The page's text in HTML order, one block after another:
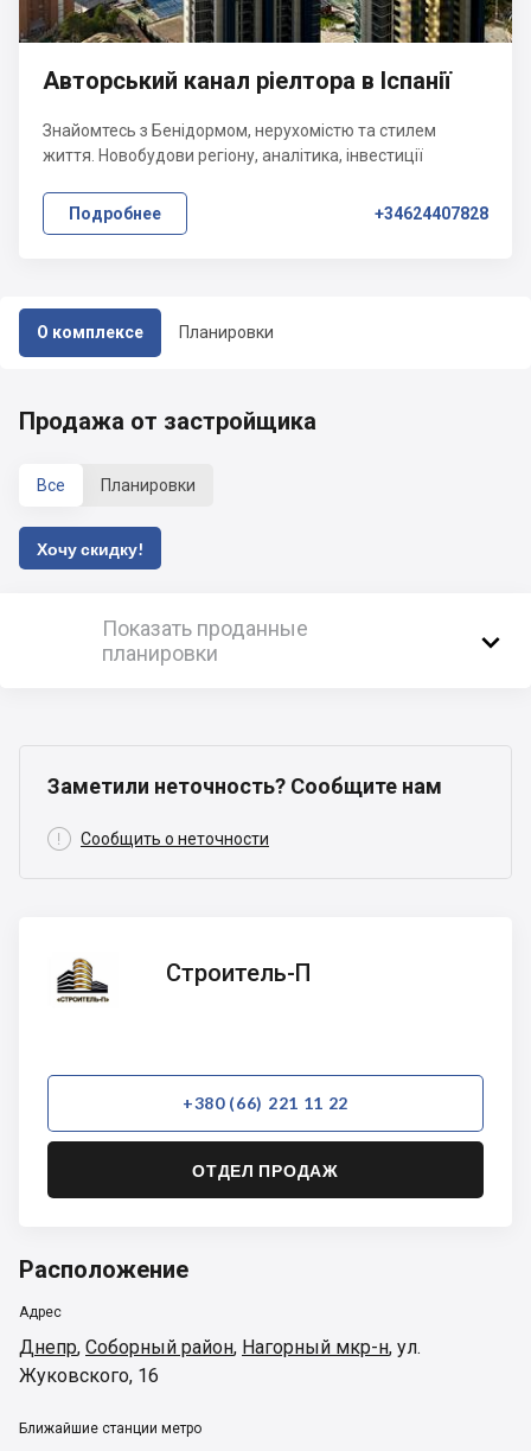
О комплексе Планировки
Авторський канал ріелтора в Іспанії
Знайомтесь з Бенідормом, нерухомістю та стилем
життя. Новобудови регіону, аналітика, інвестиції
Подробнее +34624407828
Продажа от застройщика
Все Планировки
Хочу скидку!
Показать проданные
планировки

Заметили неточность? Сообщите нам
 Сообщить о неточности
Строитель-
П
Строитель-П
+380 (66) 221 11 22
ОТДЕЛ ПРОДАЖ
Расположение
Адрес
Днепр, Соборный район, Нагорный мкр-н, ул.
Жуковского, 16
Ближайшие станции метро